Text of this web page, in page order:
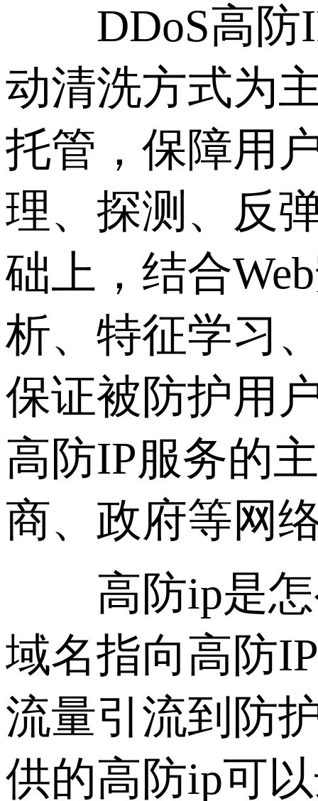
DDoS高防IP
动清洗方式为
托管，保障用
理、探测、反
础上，结合
析、特征学习
保证被防护用
高防IP服务的
商、政府等网
高防ip是怎
域名指向高防
流量引流到防
供的高防ip可